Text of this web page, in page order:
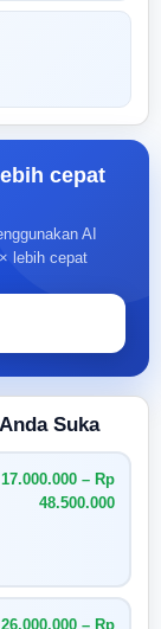
cepat
AI
lebih cepat
Suka
– Rp
48.500.000
– Rp